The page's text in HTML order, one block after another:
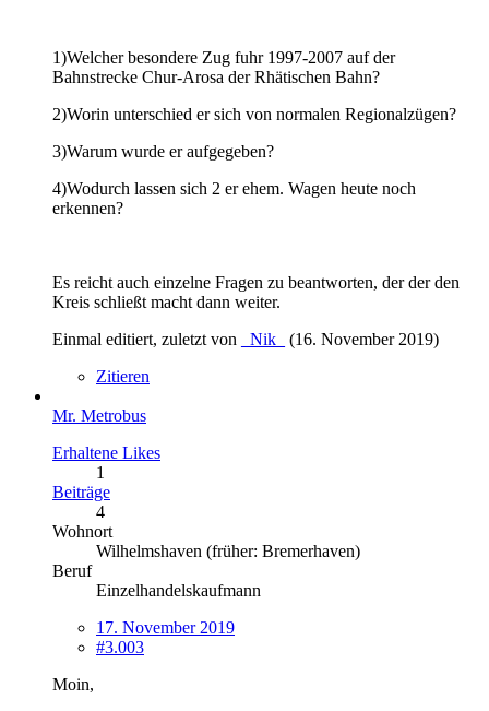
1)Welcher besondere Zug fuhr 1997-2007 auf der
Bahnstrecke Chur-Arosa der Rhätischen Bahn?
2)Worin unterschied er sich von normalen Regionalzügen?
3)Warum wurde er aufgegeben?
4)Wodurch lassen sich 2 er ehem. Wagen heute noch
erkennen?
Es reicht auch einzelne Fragen zu beantworten, der der den
Kreis schließt macht dann weiter.
Einmal editiert, zuletzt von
_Nik_ (16. November 2019)
Zitieren
Mr. Metrobus
Erhaltene Likes
1
Beiträge
4
Wohnort
Wilhelmshaven (früher: Bremerhaven)
Beruf
Einzelhandelskaufmann
17. November 2019
#3.003
Moin,